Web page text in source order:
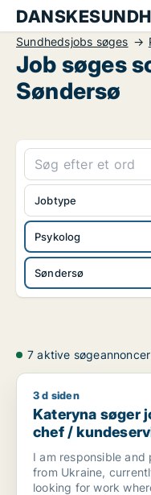
Sundhedsjobs søges
Job søges
Søndersø
Psykolog
Søndersø
Jobtype
7 aktive
Kateryna søger job
3 d siden
Kateryna søger
chef /
I am responsible
from Ukraine,
looking for work